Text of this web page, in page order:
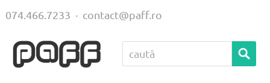
074.466.7233 · contact@paff.ro